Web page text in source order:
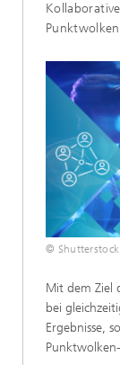
©
Mit dem Ziel
bei
Ergebnisse,